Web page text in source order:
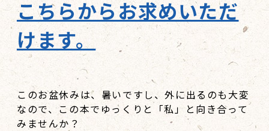
こちらからお求めいただ
けます。
このお盆休みは、暑いですし、外に出るのも大変
なので、この本でゆっくりと「私」と向き合って
みませんか？